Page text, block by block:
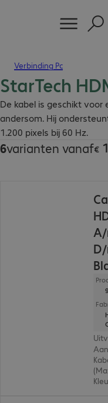
Verbinding Pc
StarTech
De kabel is geschikt voor
andersom. Hij
1.200 pixels bij 60 Hz.
6varianten vanaf€
€